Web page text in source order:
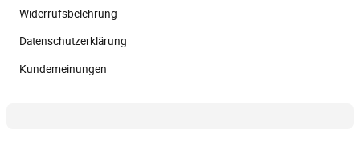
Widerrufsbelehrung
Datenschutzerklärung
Kundemeinungen